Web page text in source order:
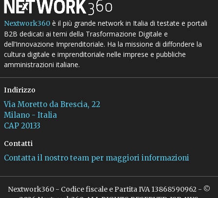
Nextwork360è il più grande network in Italia di testate e portali
B2B dedicati ai temi della Trasformazione Digitale e
dell’Innovazione Imprenditoriale. Ha la missione di diffondere la
cultura digitale e imprenditoriale nelle imprese e pubbliche
amministrazioni italiane.
Indirizzo
Via Moretto da Brescia, 22
Milano - Italia
CAP 20133
Contatti
Contatta il nostro team per maggiori informazioni
Nextwork360 - Codice fiscale e Partita IVA 13868590962 - ©